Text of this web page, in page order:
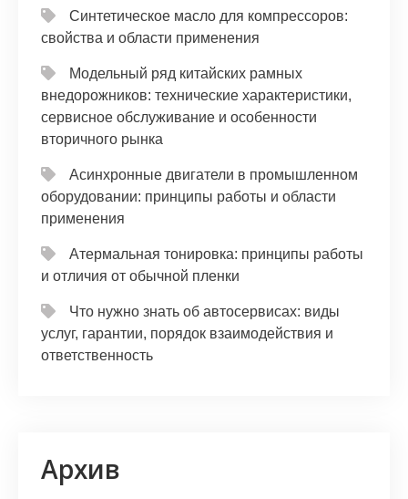
Синтетическое масло для компрессоров:
свойства и области применения
Модельный ряд китайских рамных
внедорожников: технические характеристики,
сервисное обслуживание и особенности
вторичного рынка
Асинхронные двигатели в промышленном
оборудовании: принципы работы и области
применения
Атермальная тонировка: принципы работы
и отличия от обычной пленки
Что нужно знать об автосервисах: виды
услуг, гарантии, порядок взаимодействия и
ответственность
Архив